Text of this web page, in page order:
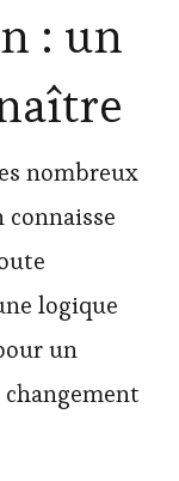
: un
nombreux
connaisse
logique
un